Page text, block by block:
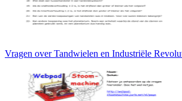
Vragen over Tandwielen en Industriële